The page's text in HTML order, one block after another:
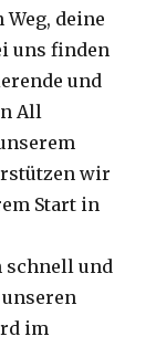
deine
uns finden
und
All
wir
Start in
schnell und
im